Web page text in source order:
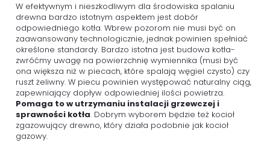
W efektywnym i nieszkodliwym dla środowiska spalaniu
drewna bardzo istotnym aspektem jest dobór
odpowiedniego kotła. Wbrew pozorom nie musi być on
zaawansowany technologicznie, jednak powinien spełniać
określone standardy. Bardzo istotna jest budowa kotła-
zwróćmy uwagę na powierzchnię wymiennika (musi być
ona większa niż w piecach, które spalają węgiel czysto) czy
ruszt żeliwny. W piecu powinien występować naturalny ciąg,
zapewniający dopływ odpowiedniej ilości powietrza.
Pomaga to w utrzymaniu instalacji grzewczej i
sprawności kotła. Dobrym wyborem będzie też kocioł
zgazowujący drewno, który działa podobnie jak kocioł
gazowy.